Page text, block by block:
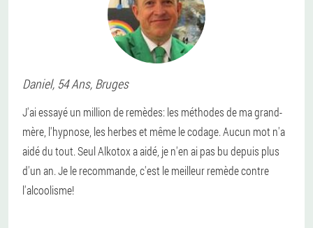
Daniel, 54 Ans, Bruges
J'ai essayé un million de remèdes: les méthodes de ma grand-
mère, l'hypnose, les herbes et même le codage. Aucun mot n'a
aidé du tout. Seul Alkotox a aidé, je n'en ai pas bu depuis plus
d'un an. Je le recommande, c'est le meilleur remède contre
l'alcoolisme!